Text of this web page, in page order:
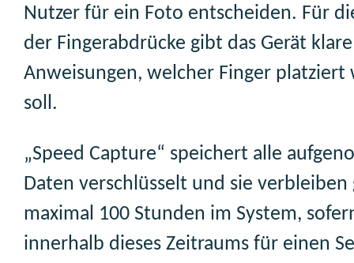
Nutzer für ein Foto entscheiden. Für
der Fingerabdrücke gibt das Gerät klare
Anweisungen, welcher Finger platziert
soll.
„Speed Capture“ speichert alle
Daten verschlüsselt und sie verbleiben
maximal 100 Stunden im System,
innerhalb dieses Zeitraums für einen